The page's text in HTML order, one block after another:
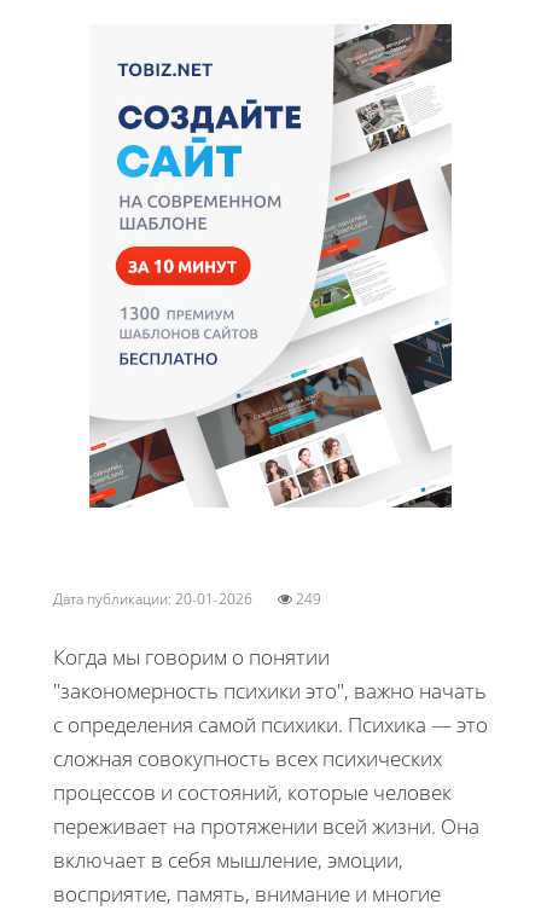
Дата публикации: 20-01-2026 249
Когда мы говорим о понятии
"закономерность психики это", важно начать
с определения самой психики. Психика — это
сложная совокупность всех психических
процессов и состояний, которые человек
переживает на протяжении всей жизни. Она
включает в себя мышление, эмоции,
восприятие, память, внимание и многие